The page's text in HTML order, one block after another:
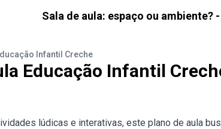
Sala de aula: espaço ou ambiente?
Infantil Creche
Educação Infantil
lúdicas e interativas, este plano de aula